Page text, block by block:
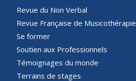
Revue du Non Verbal
Revue Française de Musicothérapie
Se former
Soutien aux Professionnels
Témoignages du monde
Terrains de stages